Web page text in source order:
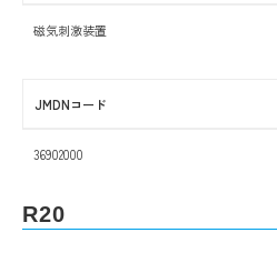
磁気刺激装置
JMDNコード
36902000
R20